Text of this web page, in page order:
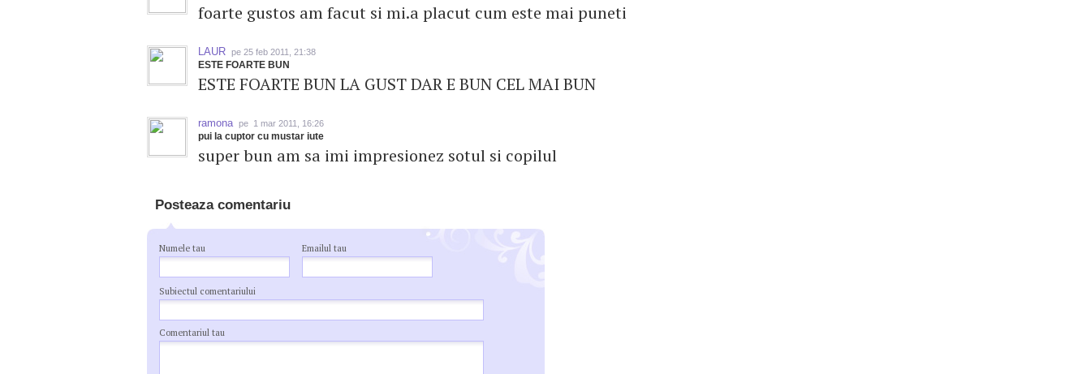
foarte gustos am facut si mi.a placut cum este mai puneti
LAUR pe 25 feb 2011, 21:38
ESTE FOARTE BUN
ESTE FOARTE BUN LA GUST DAR E BUN CEL MAI BUN
ramona pe 1 mar 2011, 16:26
pui la cuptor cu mustar iute
super bun am sa imi impresionez sotul si copilul
Posteaza comentariu
Numele tau Emailul tau
Subiectul comentariului
Comentariul tau